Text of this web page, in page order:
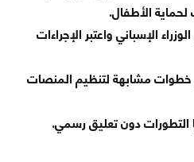
الأطفال.
الإسباني واعتبر الإجراءات
خطوات مشابهة لتنظيم المنصات
التطورات دون تعليق رسمي.